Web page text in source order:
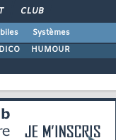
CLUB
Systèmes
DICO HUMOUR